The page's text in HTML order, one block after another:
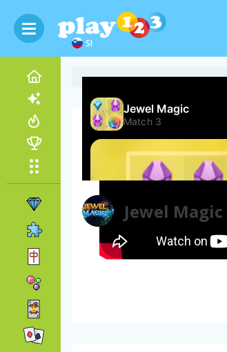
SI
Jewel Magic
Videoposnetek igre